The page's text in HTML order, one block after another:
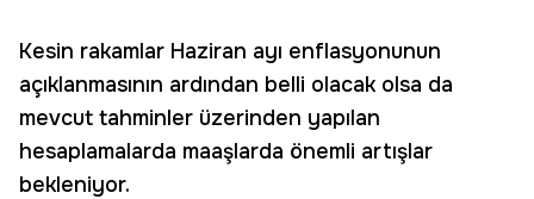
Kesin rakamlar Haziran ayı enflasyonunun
açıklanmasının ardından belli olacak olsa da
mevcut tahminler üzerinden yapılan
hesaplamalarda maaşlarda önemli artışlar
bekleniyor.